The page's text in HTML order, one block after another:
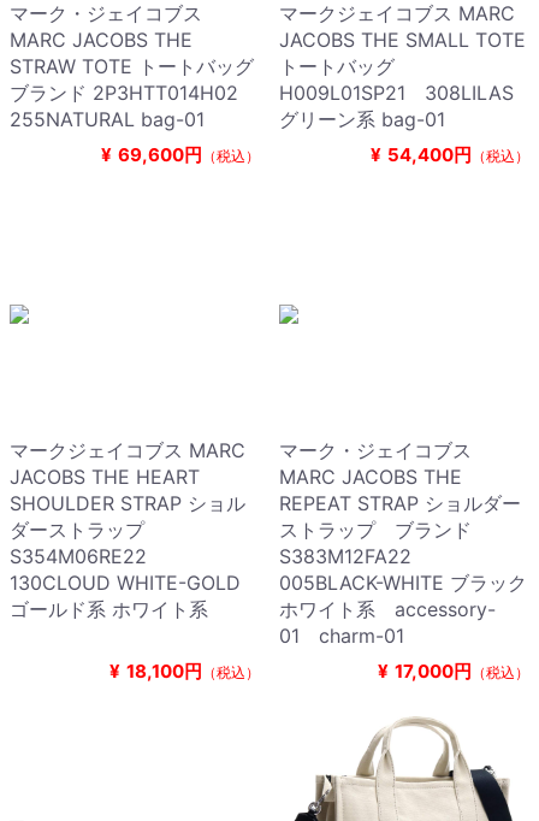
マーク・ジェイコブス
MARC JACOBS THE
STRAW TOTE トートバッグ
ブランド 2P3HTT014H02
255NATURAL bag-01
¥ 69,600円 （税込）
マークジェイコブス MARC
JACOBS THE SMALL TOTE
トートバッグ
H009L01SP21 308LILAS
グリーン系 bag-01
¥ 54,400円 （税込）
マークジェイコブス MARC
JACOBS THE HEART
SHOULDER STRAP ショル
ダーストラップ
S354M06RE22
130CLOUD WHITE-GOLD
ゴールド系 ホワイト系
¥ 18,100円 （税込）
マーク・ジェイコブス
MARC JACOBS THE
REPEAT STRAP ショルダー
ストラップ ブランド
S383M12FA22
005BLACK-WHITE ブラック
ホワイト系 accessory-
01 charm-01
¥ 17,000円 （税込）